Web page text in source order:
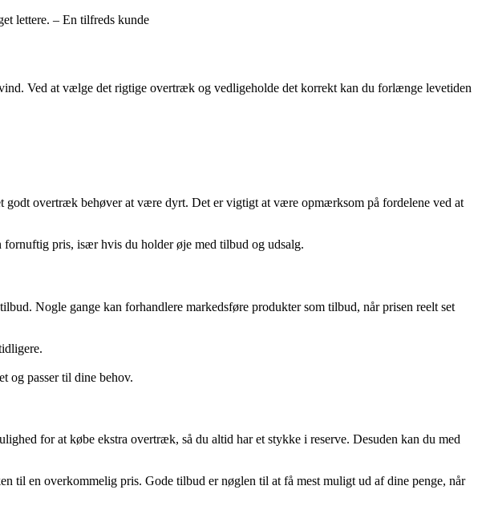
lettere. – En tilfreds kunde
Ved at vælge det rigtige overtræk og vedligeholde det korrekt kan du forlænge levetiden
overtræk behøver at være dyrt. Det er vigtigt at være opmærksom på fordelene ved at
pris, især hvis du holder øje med tilbud og udsalg.
Nogle gange kan forhandlere markedsføre produkter som tilbud, når prisen reelt set
og passer til dine behov.
for at købe ekstra overtræk, så du altid har et stykke i reserve. Desuden kan du med
til en overkommelig pris. Gode tilbud er nøglen til at få mest muligt ud af dine penge, når